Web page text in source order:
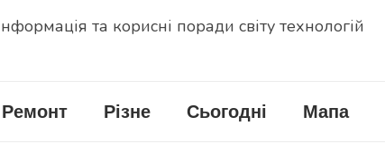
та корисні поради світу технологій
Ремонт Різне Сьогодні Мапа